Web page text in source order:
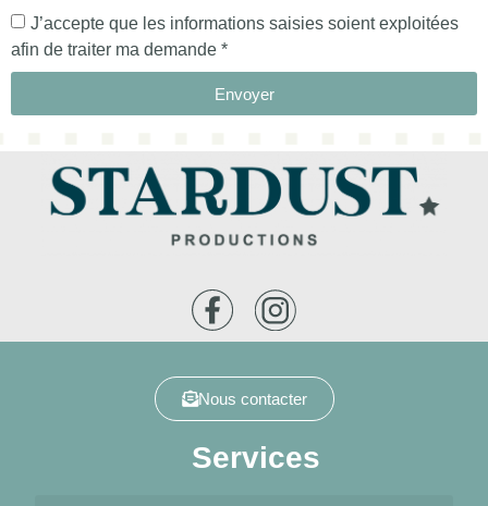
J’accepte que les informations saisies soient exploitées
afin de traiter ma demande *
Envoyer
Nous contacter
Services